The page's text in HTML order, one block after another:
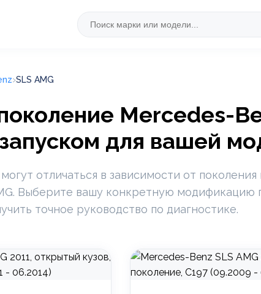
SLS AMG
Mercedes-
для вашей
отличаться в зависимости от
Выберите вашу конкретную модификацию
точное руководство по диагностике.